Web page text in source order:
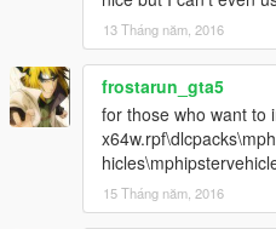
13 Tháng năm, 2016
frostarun_gta5
for those who want to
15 Tháng năm, 2016